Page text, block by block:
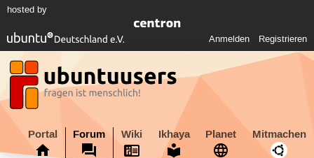
hosted by
Anmelden Registrieren
Portal Forum Wiki Ikhaya Planet Mitmachen